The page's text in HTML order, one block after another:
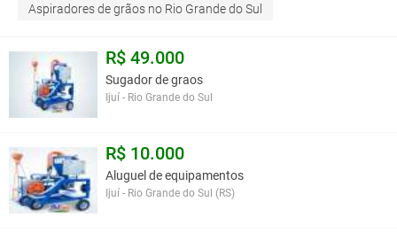
Aspiradores de grãos no Rio Grande do Sul
R$ 49.000
Sugador de graos
Ijuí - Rio Grande do Sul
R$ 10.000
Aluguel de equipamentos
Ijuí - Rio Grande do Sul (RS)